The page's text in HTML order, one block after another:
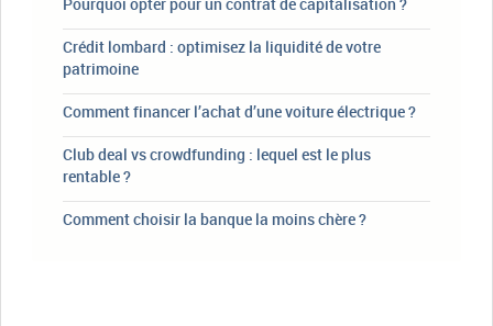
Crédit lombard : optimisez la liquidité de votre
patrimoine
Comment financer l’achat d’une voiture électrique ?
Club deal vs crowdfunding : lequel est le plus
rentable ?
Comment choisir la banque la moins chère ?